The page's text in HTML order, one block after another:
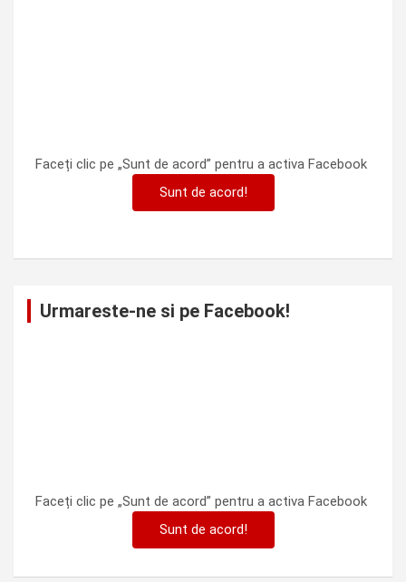
Faceți clic pe „Sunt de acord” pentru a activa Facebook
Sunt de acord!
Urmareste-ne si pe Facebook!
Faceți clic pe „Sunt de acord” pentru a activa Facebook
Sunt de acord!